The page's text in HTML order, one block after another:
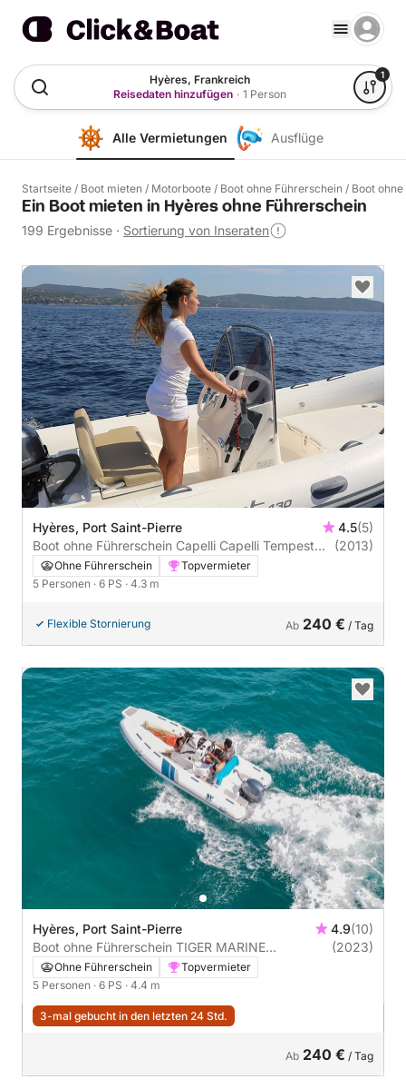
Hyères, Frankreich
Reisedaten hinzufügen · 1 Person
1
Alle Vermietungen Ausflüge
Startseite / Boot mieten / Motorboote / Boot ohne Führerschein / Boot
Ein Boot mieten in Hyères ohne Führerschein
199 Ergebnisse · Sortierung von Inseraten
Hyères, Port Saint-Pierre 4.5(5)
Boot ohne Führerschein Capelli Capelli Tempest
430 6PS
(2013)
Ohne Führerschein
Topvermieter
5 Personen · 6 PS · 4.3 m
Flexible Stornierung Ab 240 € / Tag
Hyères, Port Saint-Pierre 4.9(10)
Boot ohne Führerschein TIGER MARINE
SPORTLINE 440 6PS
(2023)
Ohne Führerschein
Topvermieter
5 Personen · 6 PS · 4.4 m
3-mal gebucht in den letzten 24 Std.
Ab 240 € / Tag